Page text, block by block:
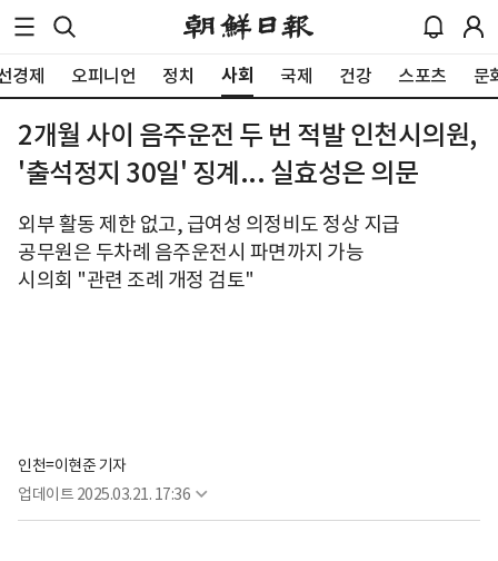
경제 오피니언 정치 사회 국제 건강 스포츠 문
2개월 사이 음주운전 두 번 적발 인천시의원,
'출석정지 30일' 징계... 실효성은 의문
외부 활동 제한 없고, 급여성 의정비도 정상 지급
공무원은 두차례 음주운전시 파면까지 가능
시의회 "관련 조례 개정 검토"
인천=이현준 기자
업데이트 2025.03.21. 17:36